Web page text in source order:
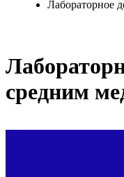
Лабораторное
средним